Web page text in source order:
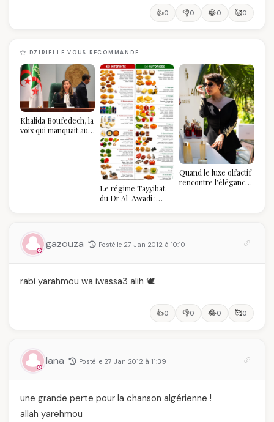
👍0 👎0 😂0 🥰0
DZIRIELLE VOUS RECOMMANDE
Khalida Boufedech, la
voix qui manquait au
Le régime Tayyibat
du Dr Al-Awadi :
vraiment savoir
Quand le luxe olfactif
rencontre l’élégance
gazouza Posté le 27 Jan 2012 à 10:10
rabi yarahmou wa iwassa3 alih 🕊️
👍0 👎0 😂0 🥰0
lana Posté le 27 Jan 2012 à 11:39
une grande perte pour la chanson algérienne !
allah yarehmou